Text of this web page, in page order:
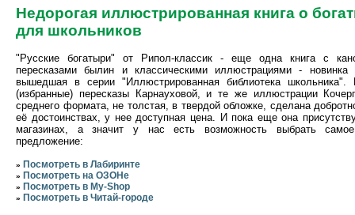
Недорогая иллюстрированная книга о
для школьников
"Русские богатыри" от Рипол-классик - еще одна книга с
пересказами былин и классическими иллюстрациями - новинка
вышедшая в серии "Иллюстрированная библиотека
(избранные) пересказы Карнауховой, и те же иллюстрации
среднего формата, не толстая, в твердой обложке, сделана
её достоинствах, у нее доступная цена. И пока еще она
магазинах, а значит у нас есть возможность выбрать
предложение:
» Посмотреть в Лабиринте
» Посмотреть на ОЗОНе
» Посмотреть в My-Shop
» Посмотреть в Читай-городе